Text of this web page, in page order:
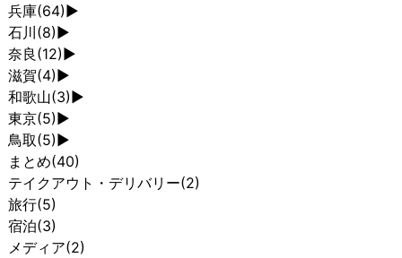
兵庫(64)►
石川(8)►
奈良 (12)►
滋賀(4)►
和歌山(3)►
東京(5)►
鳥取(5)►
まとめ(40)
テイクアウト・デリバリー(2)
旅行(5)
宿泊(3)
メディア(2)